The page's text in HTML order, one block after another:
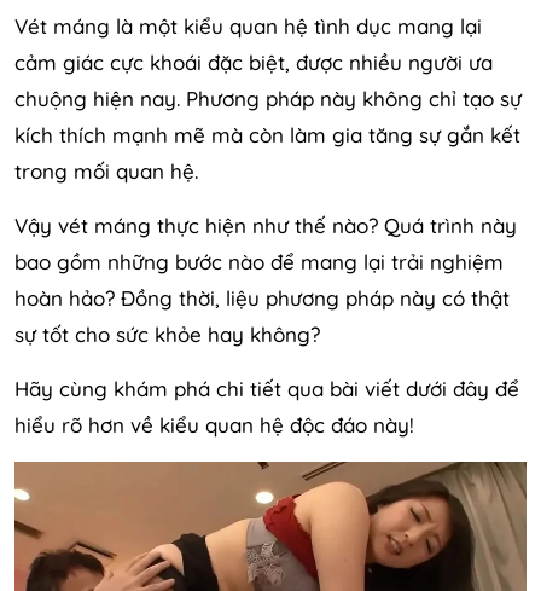
Vét máng là một kiểu quan hệ tình dục mang lại
cảm giác cực khoái đặc biệt, được nhiều người ưa
chuộng hiện nay. Phương pháp này không chỉ tạo sự
kích thích mạnh mẽ mà còn làm gia tăng sự gắn kết
trong mối quan hệ.
Vậy vét máng thực hiện như thế nào? Quá trình này
bao gồm những bước nào để mang lại trải nghiệm
hoàn hảo? Đồng thời, liệu phương pháp này có thật
sự tốt cho sức khỏe hay không?
Hãy cùng khám phá chi tiết qua bài viết dưới đây để
hiểu rõ hơn về kiểu quan hệ độc đáo này!